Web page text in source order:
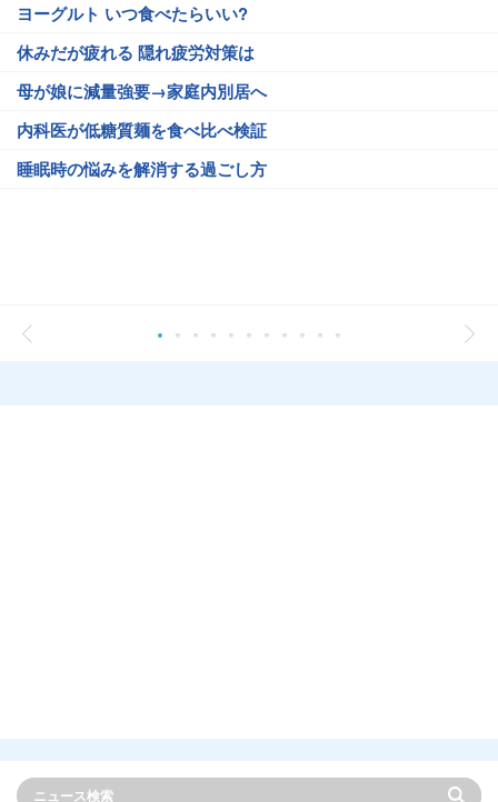
ヨーグルト いつ食べたらいい?
休みだが疲れる 隠れ疲労対策は
母が娘に減量強要→家庭内別居へ
内科医が低糖質麺を食べ比べ検証
睡眠時の悩みを解消する過ごし方